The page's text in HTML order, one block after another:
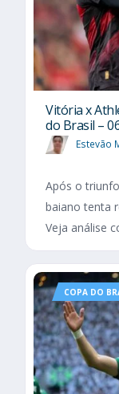
Vitória x
do Brasil –
Estevão
Após o
baiano tenta
Veja análise
COPA DO